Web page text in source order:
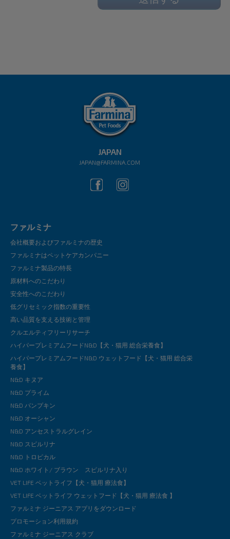
JAPAN
JAPAN@FARMINA.COM
ファルミナ
会社概要およびファルミナの歴史
ファルミナはペットケアカンパニー
ファルミナ製品の特長
原材料へのこだわり
安全性へのこだわり
低グリセミック指数の重要性
高い品質を支える技術と管理
クルエルティフリーリサーチ
ハイパープレミアムフードN&D【犬・猫用 総合栄養食】
ハイパープレミアムフードN&D ウェットフード【犬・猫用 総合栄
養食】
N&D キヌア
N&D プライム
N&D パンプキン
N&D オーシャン
N&D アンセストラルグレイン
N&D スピルリナ
N&D トロピカル
N&D ホワイト/ ブラウン スピルリナ入り
VET LIFE ベットライフ【犬・猫用 療法食】
VET LIFE ベットライフ ウェットフード【犬・猫用 療法食 】
ファルミナ ジーニアス アプリをダウンロード
プロモーション利用規約
ファルミナ ジーニアス クラブ